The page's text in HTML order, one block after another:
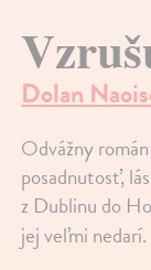
Dolan
Odvážny
posadnutosť,
z Dublinu do
jej veľmi nedarí.